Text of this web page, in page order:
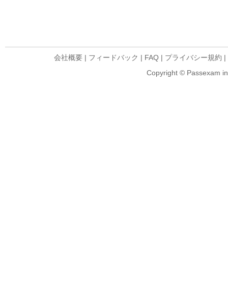
会社概要 | フィードバック | FAQ | プライバシー規約 |
Copyright © Passexam